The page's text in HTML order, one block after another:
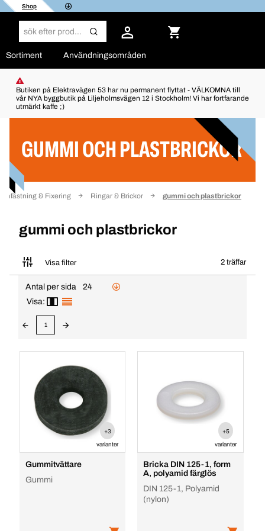
Shop
Sortiment Användningsområden
Butiken på Elektravägen 53 har nu permanent flyttat - VÄLKOMNA till
vår NYA byggbutik på Liljeholmsvägen 12 i Stockholm! Vi har fortfarande
utmärkt kaffe ;)
GUMMI OCH PLASTBRICKOR
Infästning & Fixering Ringar & Brickor gummi och plastbrickor
gummi och plastbrickor
Visa filter 2 träffar
Filter
Antal per sida
24
Visa:
1
+3
varianter
Gummitvättare
Gummi
+5
varianter
Bricka DIN 125-1, form
A, polyamid färglös
DIN 125-1, Polyamid
(nylon)